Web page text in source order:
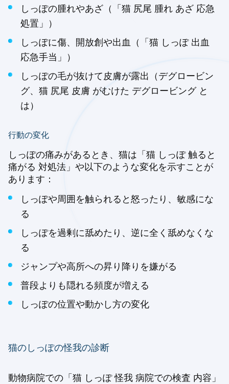
しっぽの腫れやあざ（「猫 尻尾 腫れ あざ 応急
処置」）
しっぽに傷、開放創や出血（「猫 しっぽ 出血
応急手当」）
しっぽの毛が抜けて皮膚が露出（デグロービン
グ、猫 尻尾 皮膚 がむけた デグロービング と
は）
行動の変化
しっぽの痛みがあるとき、猫は「猫 しっぽ 触ると
痛がる 対処法」や以下のような変化を示すことが
あります：
しっぽや周囲を触られると怒ったり、敏感にな
る
しっぽを過剰に舐めたり、逆に全く舐めなくな
る
ジャンプや高所への昇り降りを嫌がる
普段よりも隠れる頻度が増える
しっぽの位置や動かし方の変化
猫のしっぽの怪我の診断
動物病院での「猫 しっぽ 怪我 病院での検査 内容」